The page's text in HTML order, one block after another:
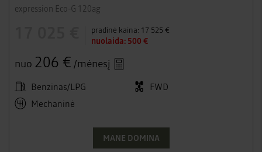
expression Eco-G 120ag
pradinė kaina: 17 525 €
nuolaida: 500 €
nuo 206 € /mėnesį
Benzinas/LPG
FWD
Mechaninė
MANE DOMINA